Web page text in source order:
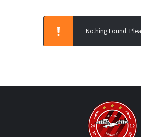
Nothing Found.